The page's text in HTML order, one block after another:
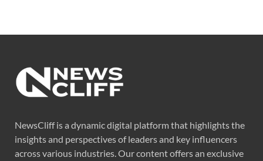
NewsCliff is a dynamic digital platform that highlights the
insights and perspectives of leaders and key influencers
across various industries. Our content offers an exclusive